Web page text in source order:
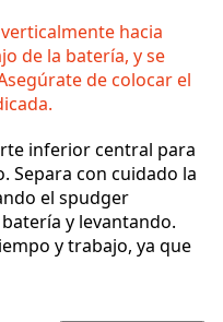
hacia
de la batería, y se
de colocar el
inferior central para
Separa con cuidado la
el spudger
y levantando.
y trabajo, ya que